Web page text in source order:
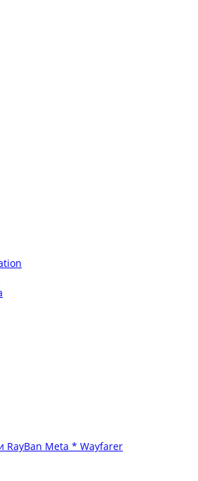
RayBan Meta * Wayfarer